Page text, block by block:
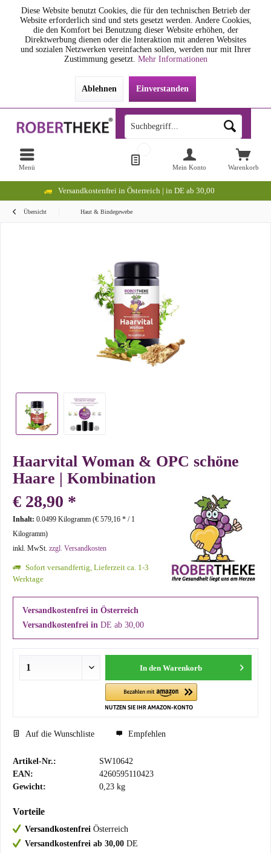
Diese Website benutzt Cookies, die für den technischen Betrieb der
Website erforderlich sind und stets gesetzt werden. Andere Cookies,
die den Komfort bei Benutzung dieser Website erhöhen, der
Direktwerbung dienen oder die Interaktion mit anderen Websites
und sozialen Netzwerken vereinfachen sollen, werden nur mit Ihrer
Zustimmung gesetzt. Mehr Informationen
Ablehnen Einverstanden
Versandkostenfrei in Österreich | in DE ab 30,00
Menü Warenkorb
Mein Konto
Übersicht Haut & Bindegewebe
Haarvital Woman & OPC schöne
Haare | Kombination
€ 28,90 *
Inhalt: 0.0499 Kilogramm (€ 579,16 * / 1
Kilogramm)
inkl. MwSt. zzgl. Versandkosten
Sofort versandfertig, Lieferzeit ca. 1-3
Werktage
Versandkostenfrei in Österreich
Versandkostenfrei in DE ab 30,00
In den Warenkorb
Auf die Wunschliste Empfehlen
Artikel-Nr.:
SW10642
EAN:
4260595110423
Gewicht:
0,23 kg
Vorteile
Versandkostenfrei Österreich
Versandkostenfrei ab 30,00 DE